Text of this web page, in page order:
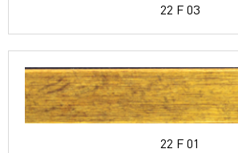
22 F 03
22 F 01